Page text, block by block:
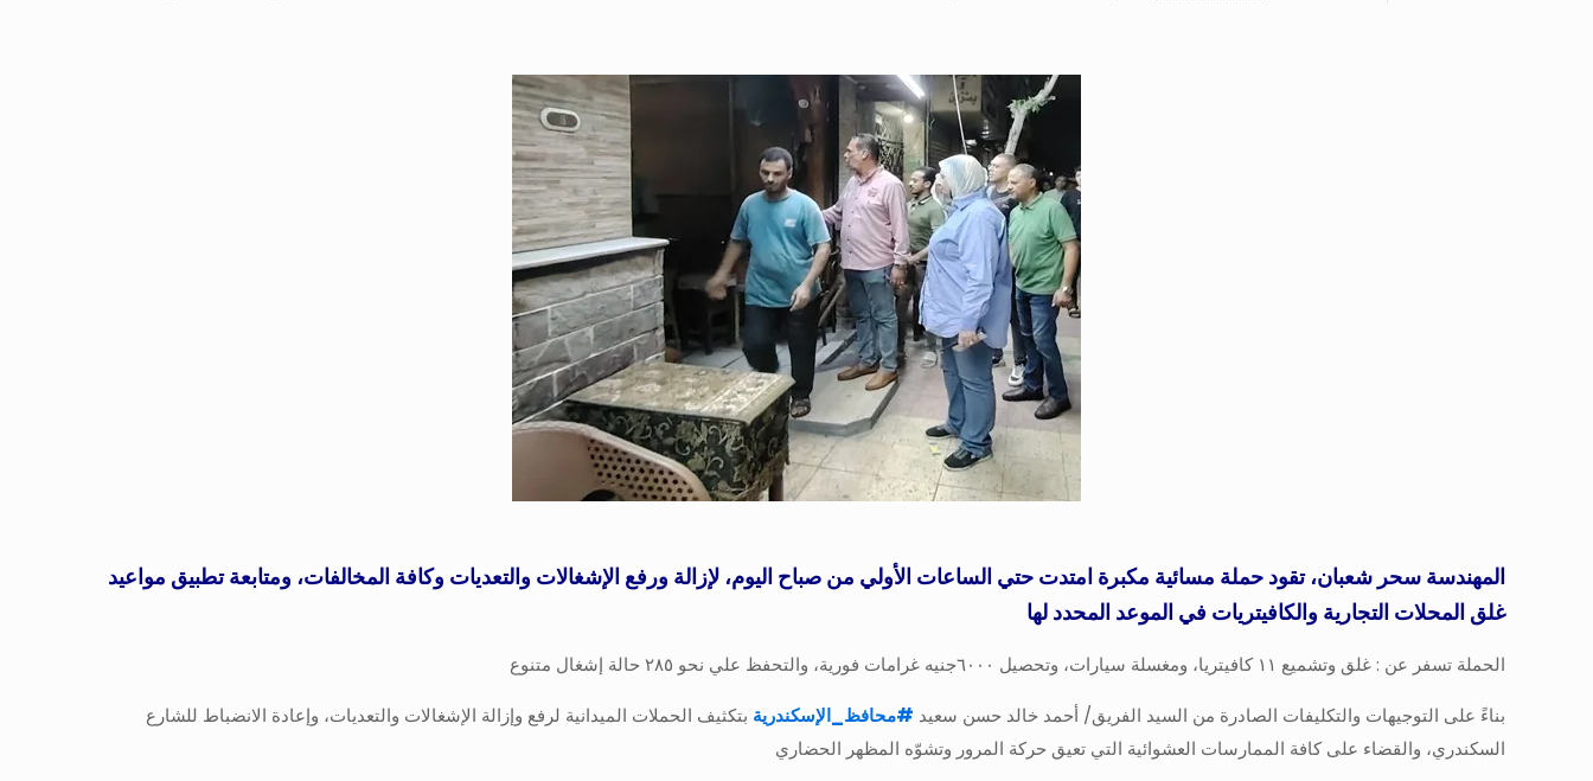
المهندسة سحر شعبان، تقود حملة مسائية مكبرة امتدت حتي الساعات الأولي من صباح اليوم، لإزالة ورفع الإشغالات والتعديات وكافة المخالفات، ومتابعة تطبيق مواعيد
غلق المحلات التجارية والكافيتريات في الموعد المحدد لها
الحملة تسفر عن : غلق وتشميع ١١ كافيتريا، ومغسلة سيارات، وتحصيل ٦٠٠٠جنيه غرامات فورية، والتحفظ علي نحو ٢٨٥ حالة إشغال متنوع
بناءً على التوجيهات والتكليفات الصادرة من السيد الفريق/ أحمد خالد حسن سعيد #محافظ_الإسكندرية بتكثيف الحملات الميدانية لرفع وإزالة الإشغالات والتعديات، وإعادة الانضباط للشارع
السكندري، والقضاء على كافة الممارسات العشوائية التي تعيق حركة المرور وتشوّه المظهر الحضاري